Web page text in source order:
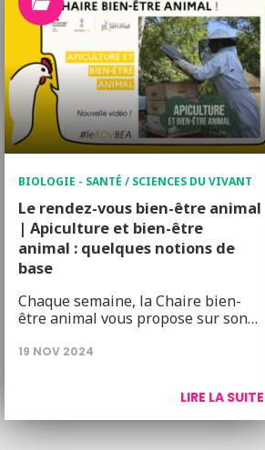
BIOLOGIE - SANTÉ / SCIENCES DU VIVANT
Le rendez-vous bien-être animal
| Apiculture et bien-être
animal : quelques notions de
base
Chaque semaine, la Chaire bien-
être animal vous propose sur son…
19 NOV 2024
LIRE LA SUITE